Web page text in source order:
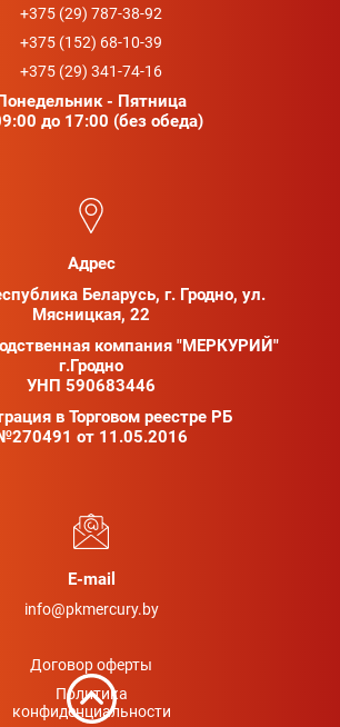
+375 (29) 787-38-92
+375 (152) 68-10-39
+375 (29) 341-74-16
- Пятница
до 17:00 (без обеда)
Адрес
Беларусь, г. Гродно, ул.
Мясницкая, 22
компания "МЕРКУРИЙ"
г.Гродно
УНП 590683446
в Торговом реестре РБ
от 11.05.2016
E-mail
info@pkmercury.by
Договор оферты
Политика
конфиденциальности